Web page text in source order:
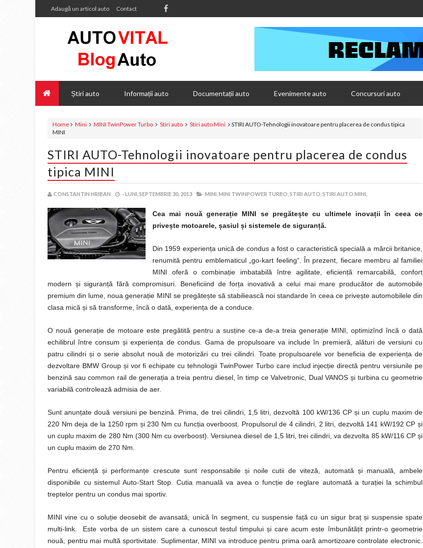
Adaugă un articol auto Contact
Știri auto Informații auto Documentații auto Evenimente auto Concursuri auto
Home Mini MINI TwinPower Turbo Stiri auto Stiri auto Mini
STIRI AUTO-Tehnologii inovatoare pentru placerea de condus tipica
MINI
STIRI AUTO-Tehnologii inovatoare pentru placerea de condus
tipica MINI
CONSTANTIN HRIBAN -LUNI, SEPTEMBRIE 30, 2013 MINI, MINI TWINPOWER TURBO, STIRI AUTO, STIRI AUTO MINI,
Cea mai nouă generație MINI se pregătește cu ultimele inovații în ceea ce
privește motoarele, șasiul și sistemele de siguranță.
Din 1959 experiența unică de condus a fost o caracteristică specială a mărcii britanice,
renumită pentru emblematicul „go-kart feeling“. În prezent, fiecare membru al familiei
MINI oferă o combinație imbatabilă între agilitate, eficiență remarcabilă, confort
modern și siguranță fără compromisuri. Beneficiind de forța inovativă a celui mai mare producător de automobile
premium din lume, noua generație MINI se pregătește să stabiliească noi standarde în ceea ce privește automobilele din
clasa mică și să transforme, încă o dată, experiența de a conduce.
O nouă generație de motoare este pregătită pentru a susține ce-a de-a treia generație MINI, optimizînd încă o dată
echilibrul între consum și experiența de condus. Gama de propulsoare va include în premieră, alături de versiuni cu
patru cilindri și o serie absolut nouă de motorizări cu trei cilindri. Toate propulsoarele vor beneficia de experiența de
dezvoltare BMW Group și vor fi echipate cu tehnologii TwinPower Turbo care includ injecție directă pentru versiunile pe
benzină sau common rail de generația a treia pentru diesel, în timp ce Valvetronic, Dual VANOS și turbina cu geometrie
variabilă controlează admisia de aer.
Sunt anunțate două versiuni pe benzină. Prima, de trei cilindri, 1,5 litri, dezvoltă 100 kW/136 CP și un cuplu maxim de
220 Nm deja de la 1250 rpm și 230 Nm cu funcția overboost. Propulsorul de 4 cilindri, 2 litri, dezvoltă 141 kW/192 CP și
un cuplu maxim de 280 Nm (300 Nm cu overboost). Versiunea diesel de 1,5 litri, trei cilindri, va dezvolta 85 kW/116 CP și
un cuplu maxim de 270 Nm.
Pentru eficiență și performanțe crescute sunt responsabile și noile cutii de viteză, automată și manuală, ambele
disponibile cu sistemul Auto-Start Stop. Cutia manuală va avea o funcție de reglare automată a turației la schimbul
treptelor pentru un condus mai sportiv.
MINI vine cu o soluție deosebit de avansată, unică în segment, cu suspensie față cu un sigur braț și suspensie spate
multi-link. Este vorba de un sistem care a cunoscut testul timpului și care acum este îmbunătățit printr-o geometrie
nouă, pentru mai multă sportivitate. Suplimentar, MINI va introduce pentru prima oară amortizoare controlate electronic.